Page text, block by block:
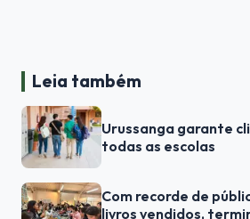
Leia também
Urussanga garante
todas as escolas
Com recorde de
livros vendidos,